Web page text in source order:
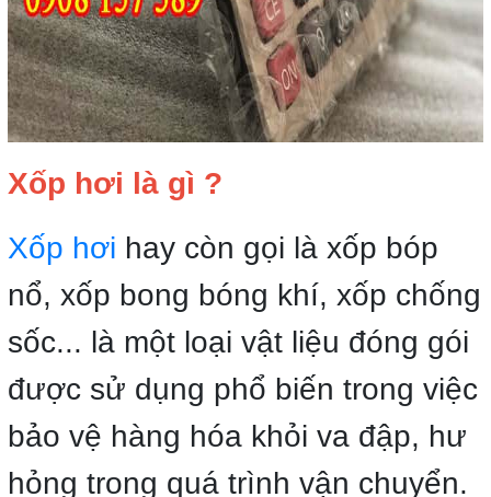
Xốp hơi là gì ?
Xốp hơi hay còn gọi là xốp bóp
nổ, xốp bong bóng khí, xốp chống
sốc... là một loại vật liệu đóng gói
được sử dụng phổ biến trong việc
bảo vệ hàng hóa khỏi va đập, hư
hỏng trong quá trình vận chuyển.